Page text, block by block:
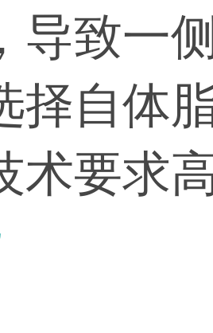
导致一
择自体
术要求
如果是